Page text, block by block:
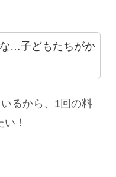
…子どもたちがか
るから、1回の料
！